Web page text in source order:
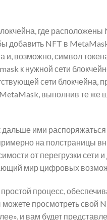
где расположены
добавить NFT в
и, возможно, символ
к нужной сети
сети блокчейна,
выполнив те же
ими
на полстраницы
от перегрузки сети
мир цифровых
процесс,
просмотреть свой
и вам будет